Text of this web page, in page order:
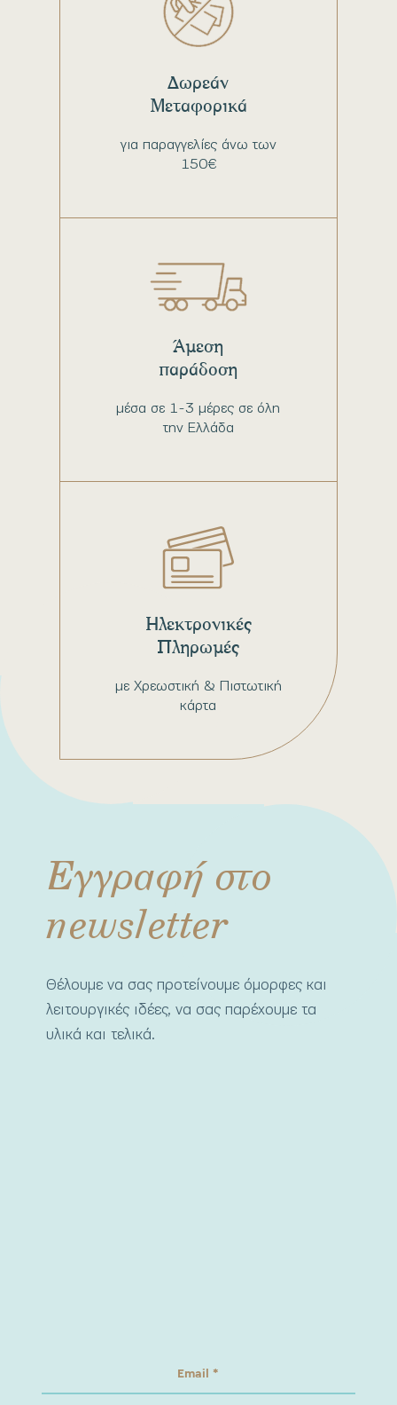
για παραγγελίες άνω των
150€
Δωρεάν
Μεταφορικά
μέσα σε 1-3 μέρες σε όλη
την Ελλάδα
Άμεση
παράδοση
με Χρεωστική & Πιστωτική
κάρτα
Ηλεκτρονικές
Πληρωμές
Εγγραφή στο
newsletter
Θέλουμε να σας προτείνουμε όμορφες και
λειτουργικές ιδέες, να σας παρέχουμε τα
υλικά και τελικά.